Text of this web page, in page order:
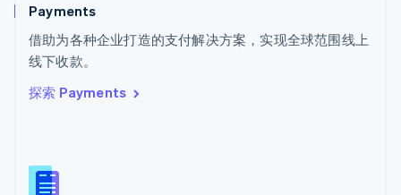
Payments
借助为各种企业打造的支付解决方案，实现全球范围线上
线下收款。
探索 Payments
泰国
ไทยEnglish
希腊
English
西班牙
新西兰
English